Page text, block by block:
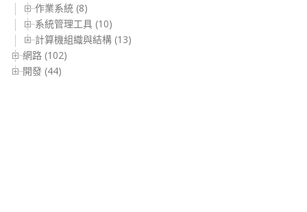
作業系統 (8)
系統管理工具 (10)
計算機組織與結構 (13)
網路 (102)
開發 (44)